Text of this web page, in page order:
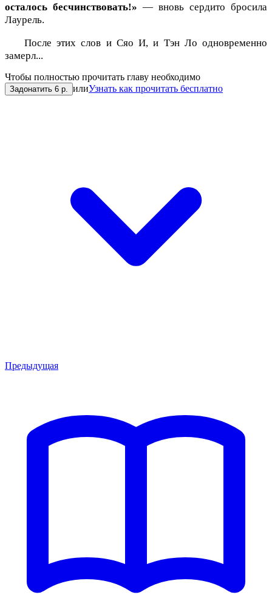
осталось бесчинствовать!» — вновь сердито бросила
Лаурель.
После этих слов и Сяо И, и Тэн Ло одновременно
замерл...
Чтобы полностью прочитать главу необходимо
Задонатить 6 р. илиУзнать как прочитать бесплатно
Предыдущая